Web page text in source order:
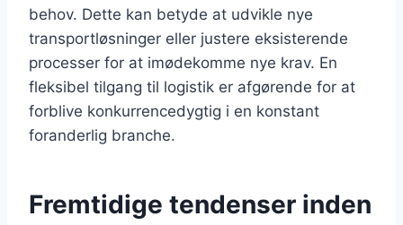
behov. Dette kan betyde at udvikle nye
transportløsninger eller justere eksisterende
processer for at imødekomme nye krav. En
fleksibel tilgang til logistik er afgørende for at
forblive konkurrencedygtig i en konstant
foranderlig branche.
Fremtidige tendenser inden